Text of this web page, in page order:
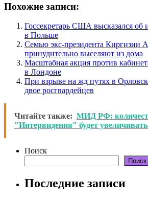
Похожие записи:
Госсекретарь США высказался об
в Польше
Семью экс-президента Киргизии
принудительно выселяют из дома
Масштабная акция против
в Лондоне
При взрыве на жд путях в
двое росгвардейцев
Читайте также: МИД РФ:
"Интервидения" будет
Поиск
Поиск
Последние записи